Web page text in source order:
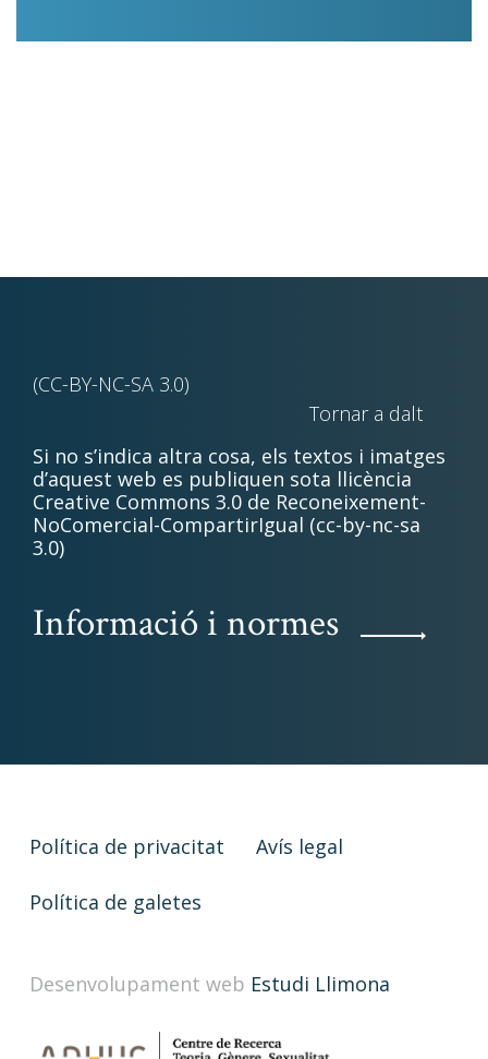
(CC-BY-NC-SA 3.0)
Tornar a dalt
Si no s’indica altra cosa, els textos i imatges
d’aquest web es publiquen sota llicència
Creative Commons 3.0 de Reconeixement-
NoComercial-CompartirIgual (cc-by-nc-sa
3.0)
Informació i normes
Política de privacitat Avís legal
Política de galetes
Desenvolupament web Estudi Llimona